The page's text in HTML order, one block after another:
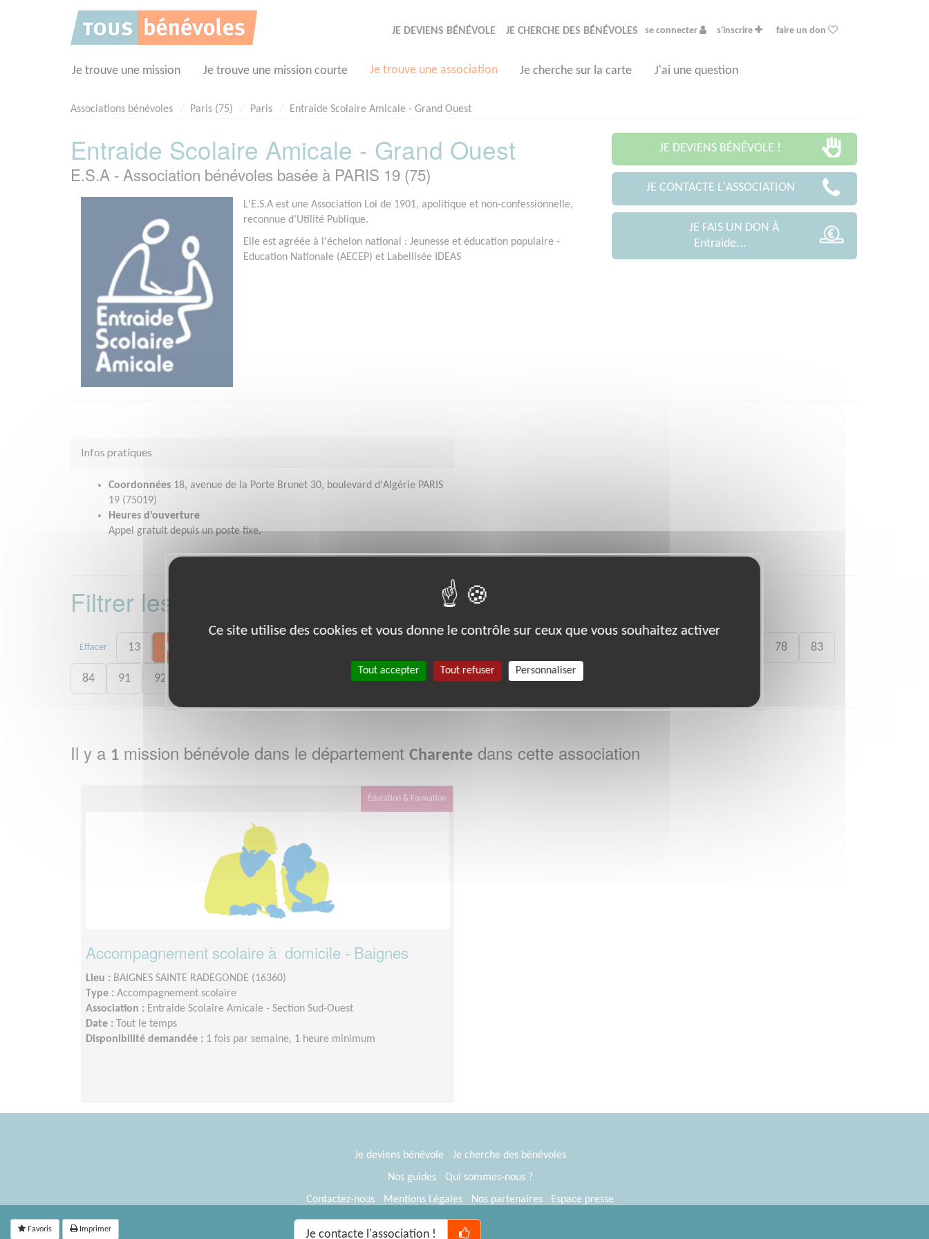
JE DEVIENS BÉNÉVOLE JE CHERCHE DES BÉNÉVOLES se connecter s'inscrire faire un don
Je trouve une mission Je trouve une mission courte Je trouve une association Je cherche sur la carte J'ai une question
Associations bénévoles Paris (75) Paris Entraide Scolaire Amicale - Grand Ouest
Entraide Scolaire Amicale - Grand Ouest
E.S.A - Association bénévoles basée à PARIS 19 (75)
L'E.S.A est une Association Loi de 1901, apolitique et non-confessionnelle,
reconnue d’Utilité Publique.
Elle est agréée à l'échelon national : Jeunesse et éducation populaire -
Education Nationale (AECEP) et Labellisée IDEAS
JE DEVIENS BÉNÉVOLE !
JE CONTACTE L'ASSOCIATION
JE FAIS UN DON À
Entraide...
Infos pratiques
Coordonnées 18, avenue de la Porte Brunet 30, boulevard d'Algérie PARIS
19 (75019)
Heures d'ouverture
Appel gratuit depuis un poste fixe.
Filtrer les missions bénévoles par département :
Effacer 13 16 78 83
84 91 92
Il y a 1 mission bénévole dans le département Charente dans cette association
Éducation & Formation
Accompagnement scolaire à domicile - Baignes
Lieu : BAIGNES SAINTE RADEGONDE (16360)
Type : Accompagnement scolaire
Association : Entraide Scolaire Amicale - Section Sud-Ouest
Date :
Tout le temps
Disponibilité demandée : 1 fois par semaine, 1 heure minimum
Favoris Imprimer Je contacte l'association !
Je deviens bénévole
Je cherche des bénévoles
Nos guides
Qui sommes-nous ?
Contactez-nous
Mentions Légales Nos partenaires
Espace presse
® Tous Bénévoles 2012-2026
Ce site utilise des cookies et vous donne le contrôle sur ceux que vous souhaitez activer
Tout accepter Tout refuser Personnaliser